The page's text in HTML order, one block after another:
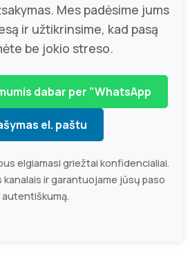
Mes padėsime jums
ir užtikrinsime, kad pasą
be jokio streso.
dabar per "WhatsApp
el. paštu
elgiamasi griežtai konfidencialiai.
kanalais ir garantuojame jūsų paso
autentiškumą.